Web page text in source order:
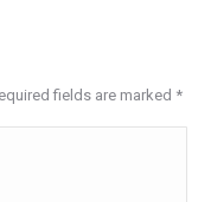
fields are marked *